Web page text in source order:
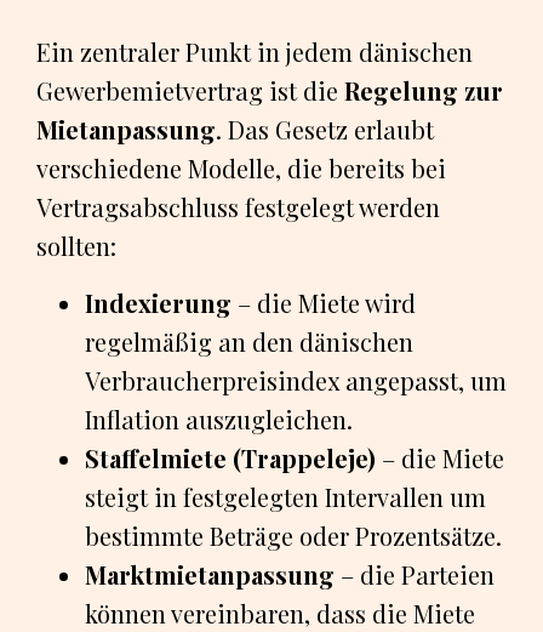
Ein zentraler Punkt in jedem dänischen
Gewerbemietvertrag ist die Regelung zur
Mietanpassung. Das Gesetz erlaubt
verschiedene Modelle, die bereits bei
Vertragsabschluss festgelegt werden
sollten:
Indexierung – die Miete wird
regelmäßig an den dänischen
Verbraucherpreisindex angepasst, um
Inflation auszugleichen.
Staffelmiete (Trappeleje) – die Miete
steigt in festgelegten Intervallen um
bestimmte Beträge oder Prozentsätze.
Marktmietanpassung – die Parteien
können vereinbaren, dass die Miete